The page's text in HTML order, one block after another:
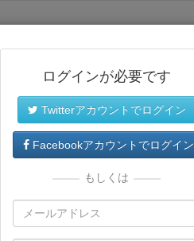
境が提供されます。
ログインが必要です
Twitterアカウントでログイン
Facebookアカウントでログイン
もしくは